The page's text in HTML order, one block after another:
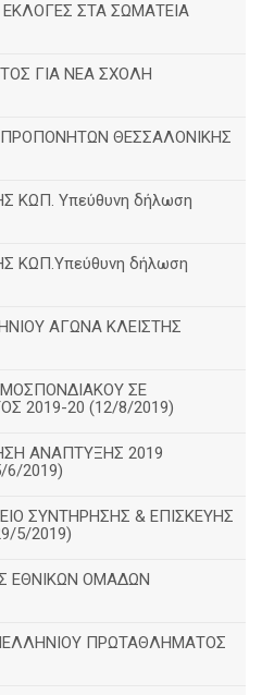
ΕΚΛΟΓΕΣ ΣΤΑ ΣΩΜΑΤΕΙΑ
ΓΙΑ ΝΕΑ ΣΧΟΛΗ
ΘΕΣΣΑΛΟΝΙΚΗΣ
ΚΩΠ. Υπεύθυνη δήλωση
ΚΩΠ.Υπεύθυνη δήλωση
ΑΓΩΝΑ ΚΛΕΙΣΤΗΣ
ΣΕ
2019-20 (12/8/2019)
ΑΝΑΠΤΥΞΗΣ 2019
2019)
ΣΥΝΤΗΡΗΣΗΣ & ΕΠΙΣΚΕΥΗΣ
5/2019)
ΕΘΝΙΚΩΝ ΟΜΑΔΩΝ
ΠΡΩΤΑΘΛΗΜΑΤΟΣ